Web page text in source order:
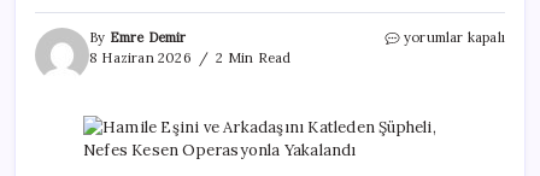
By Emre Demir
8 Haziran 2026
2 Min Read
Hamile
Katleden
Şüpheli,
yorumlar kapalı